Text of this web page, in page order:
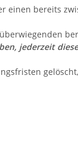
einen bereits
jederzeit